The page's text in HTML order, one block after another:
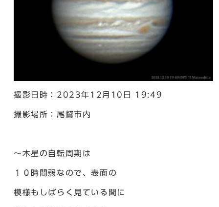
撮影日時：2023年12月10日 19:49
撮影場所：尾鷲市内
～木星の自転周期は
１０時間弱なので、表面の
模様もしばらく見ている間に